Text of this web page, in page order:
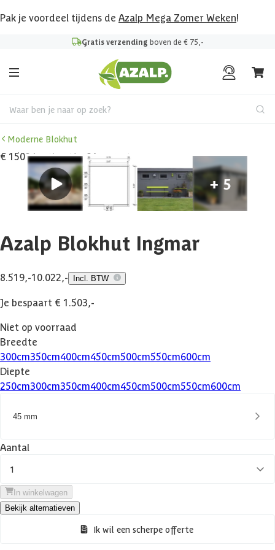
Pak je voordeel tijdens de Azalp Mega Zomer Weken!
Gratis verzending boven de € 75,-
Waar ben je naar op zoek?
Moderne Blokhut
€ 1503 korting t/m 31 augustus
Azalp Blokhut Ingmar
8.519,-10.022,- Incl. BTW
Je bespaart € 1.503,-
Niet op voorraad
Breedte
300cm350cm400cm450cm500cm550cm600cm
Diepte
250cm300cm350cm400cm450cm500cm550cm600cm
45 mm
Aantal
1
In winkelwagen
Bekijk alternatieven
Ik wil een scherpe offerte